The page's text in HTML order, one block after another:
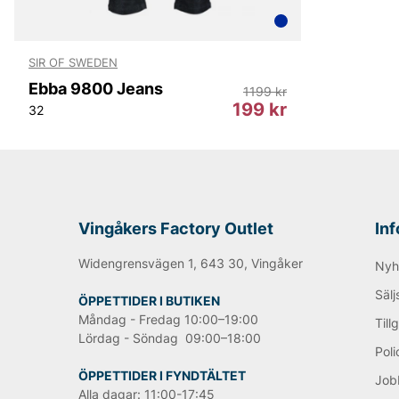
SIR OF SWEDEN
Ebba 9800 Jeans
32 199 kr
1199 kr
Vingåkers Factory Outlet
Widengrensvägen 1, 643 30, Vingåker
ÖPPETTIDER I BUTIKEN
Måndag - Fredag 10:00–19:00
Lördag - Söndag 09:00–18:00
ÖPPETTIDER I FYNDTÄLTET
Alla dagar: 11:00-17:45